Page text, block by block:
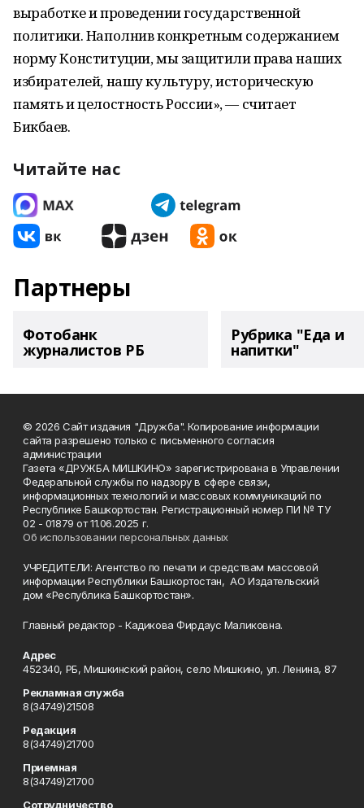
выработке и проведении государственной
политики. Наполнив конкретным содержанием
норму Конституции, мы защитили права наших
избирателей, нашу культуру, историческую
память и целостность России», — считает
Бикбаев.
Читайте нас
Партнеры
Фотобанк
журналистов РБ
Рубрика "Еда и
напитки"
© 2026 Сайт издания "Дружба". Копирование информации
сайта разрешено только с письменного согласия
администрации
Газета «ДРУЖБА МИШКИНО» зарегистрирована в Управлении
Федеральной службы по надзору в сфере связи,
информационных технологий и массовых коммуникаций по
Республике Башкортостан. Регистрационный номер ПИ № ТУ
02 - 01879 от 11.06.2025 г.
Об использовании персональных данных
УЧРЕДИТЕЛИ: Агентство по печати и средствам массовой
информации Республики Башкортостан, АО Издательский
дом «Республика Башкортостан».
Главный редактор - Кадикова Фирдаус Маликовна.
Адрес
452340, РБ, Мишкинский район, село Мишкино, ул. Ленина, 87
Рекламная служба
8(34749)21508
Редакция
8(34749)21700
Приемная
8(34749)21700
Сотрудничество